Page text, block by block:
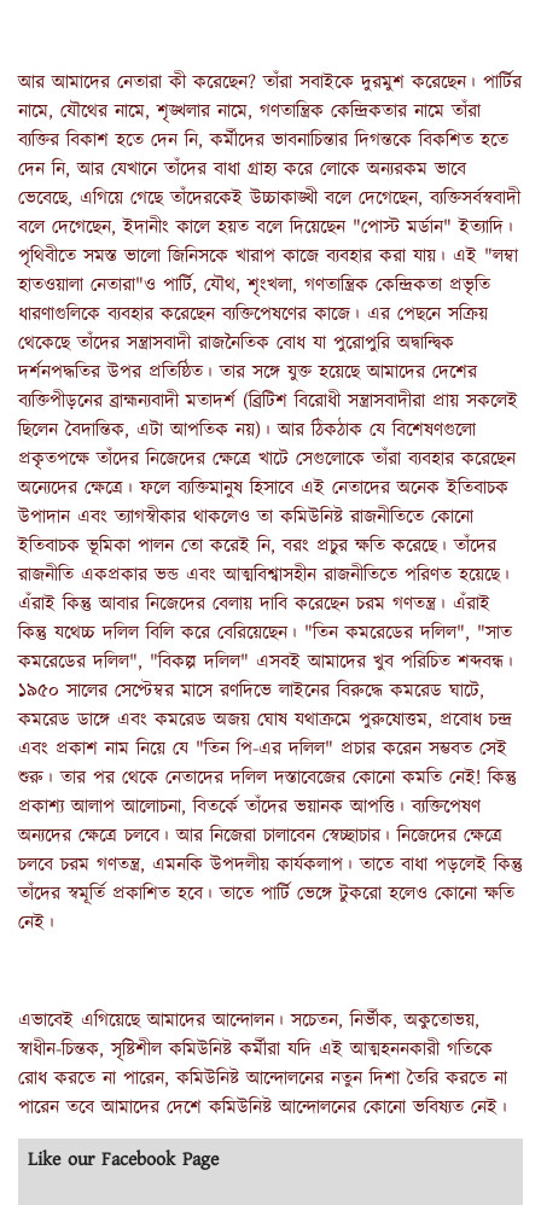
আর আমাদের নেতারা কী করেছেন? তাঁরা সবাইকে দুরমুশ করেছেন। পার্টির
নামে, যৌথের নামে, শৃঙ্খলার নামে, গণতান্ত্রিক কেন্দ্রিকতার নামে তাঁরা
ব্যক্তির বিকাশ হতে দেন নি, কর্মীদের ভাবনাচিন্তার দিগন্তকে বিকশিত হতে
দেন নি, আর যেখানে তাঁদের বাধা গ্রাহ্য করে লোকে অন্যরকম ভাবে
ভেবেছে, এগিয়ে গেছে তাঁদেরকেই উচ্চাকাঙ্খী বলে দেগেছেন, ব্যক্তিসর্বস্ববাদী
বলে দেগেছেন, ইদানীং কালে হয়ত বলে দিয়েছেন "পোস্ট মর্ডান" ইত্যাদি।
পৃথিবীতে সমস্ত ভালো জিনিসকে খারাপ কাজে ব্যবহার করা যায়। এই "লম্বা
হাতওয়ালা নেতারা"ও পার্টি, যৌথ, শৃংখলা, গণতান্ত্রিক কেন্দ্রিকতা প্রভৃতি
ধারণাগুলিকে ব্যবহার করেছেন ব্যক্তিপেষণের কাজে। এর পেছনে সক্রিয়
থেকেছে তাঁদের সন্ত্রাসবাদী রাজনৈতিক বোধ যা পুরোপুরি অদ্বান্দ্বিক
দর্শনপদ্ধতির উপর প্রতিষ্ঠিত। তার সঙ্গে যুক্ত হয়েছে আমাদের দেশের
ব্যক্তিপীড়নের ব্রাহ্মন্যবাদী মতাদর্শ (ব্রিটিশ বিরোধী সন্ত্রাসবাদীরা প্রায় সকলেই
ছিলেন বৈদান্তিক, এটা আপতিক নয়)। আর ঠিকঠাক যে বিশেষণগুলো
প্রকৃতপক্ষে তাঁদের নিজেদের ক্ষেত্রে খাটে সেগুলোকে তাঁরা ব্যবহার করেছেন
অন্যেদের ক্ষেত্রে। ফলে ব্যক্তিমানুষ হিসাবে এই নেতাদের অনেক ইতিবাচক
উপাদান এবং ত্যাগস্বীকার থাকলেও তা কমিউনিষ্ট রাজনীতিতে কোনো
ইতিবাচক ভূমিকা পালন তো করেই নি, বরং প্রচুর ক্ষতি করেছে। তাঁদের
রাজনীতি একপ্রকার ভন্ড এবং আত্মবিশ্বাসহীন রাজনীতিতে পরিণত হয়েছে।
এঁরাই কিন্তু আবার নিজেদের বেলায় দাবি করেছেন চরম গণতন্ত্র। এঁরাই
কিন্তু যথেচ্চ দলিল বিলি করে বেরিয়েছেন। "তিন কমরেডের দলিল", "সাত
কমরেডের দলিল", "বিকল্প দলিল" এসবই আমাদের খুব পরিচিত শব্দবন্ধ।
১৯৫০ সালের সেপ্টেম্বর মাসে রণদিভে লাইনের বিরুদ্ধে কমরেড ঘাটে,
কমরেড ডাঙ্গে এবং কমরেড অজয় ঘোষ যথাক্রমে পুরুষোত্তম, প্রবোধ চন্দ্র
এবং প্রকাশ নাম নিয়ে যে "তিন পি-এর দলিল" প্রচার করেন সম্ভবত সেই
শুরু। তার পর থেকে নেতাদের দলিল দস্তাবেজের কোনো কমতি নেই! কিন্তু
প্রকাশ্য আলাপ আলোচনা, বিতর্কে তাঁদের ভয়ানক আপত্তি। ব্যক্তিপেষণ
অন্যদের ক্ষেত্রে চলবে। আর নিজেরা চালাবেন স্বেচ্ছাচার। নিজেদের ক্ষেত্রে
চলবে চরম গণতন্ত্র, এমনকি উপদলীয় কার্যকলাপ। তাতে বাধা পড়লেই কিন্তু
তাঁদের স্বমূর্তি প্রকাশিত হবে। তাতে পার্টি ভেঙ্গে টুকরো হলেও কোনো ক্ষতি
নেই।
এভাবেই এগিয়েছে আমাদের আন্দোলন। সচেতন, নির্ভীক, অকুতোভয়,
স্বাধীন-চিন্তক, সৃষ্টিশীল কমিউনিষ্ট কর্মীরা যদি এই আত্মহননকারী গতিকে
রোধ করতে না পারেন, কমিউনিষ্ট আন্দোলনের নতুন দিশা তৈরি করতে না
পারেন তবে আমাদের দেশে কমিউনিষ্ট আন্দোলনের কোনো ভবিষ্যত নেই।
Like our Facebook Page